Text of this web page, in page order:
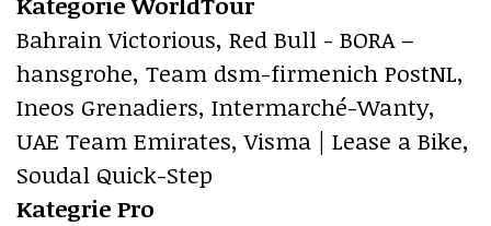
Bahrain Victorious, Red Bull - BORA –
hansgrohe, Team dsm-firmenich PostNL,
Ineos Grenadiers, Intermarché-Wanty,
UAE Team Emirates, Visma | Lease a Bike,
Soudal Quick-Step
Kategrie Pro